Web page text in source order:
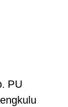
PU